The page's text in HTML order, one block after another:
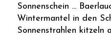
Sonnenschein ...
Wintermantel in den
Sonnenstrahlen kitzeln